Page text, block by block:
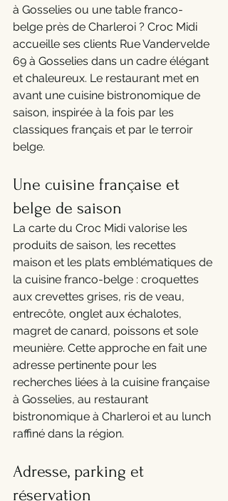
à Gosselies ou une table franco-
belge près de Charleroi ? Croc Midi
accueille ses clients Rue Vandervelde
69 à Gosselies dans un cadre élégant
et chaleureux. Le restaurant met en
avant une cuisine bistronomique de
saison, inspirée à la fois par les
classiques français et par le terroir
belge.
Une cuisine française et
belge de saison
La carte du Croc Midi valorise les
produits de saison, les recettes
maison et les plats emblématiques de
la cuisine franco-belge : croquettes
aux crevettes grises, ris de veau,
entrecôte, onglet aux échalotes,
magret de canard, poissons et sole
meunière. Cette approche en fait une
adresse pertinente pour les
recherches liées à la cuisine française
à Gosselies, au restaurant
bistronomique à Charleroi et au lunch
raffiné dans la région.
Adresse, parking et
réservation